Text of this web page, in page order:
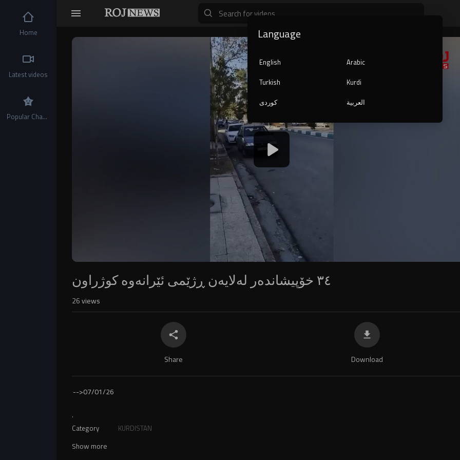
Video
٣٤ خۆپیشاندەر لەلایەن ڕژێمی ئێرانەوە كوژراون
26views
Share Download
-->07/01/26
.
Category KURDISTAN
Show more
Home
Latest videos
Popular Channels
Language
English
Arabic
Turkish
Kurdi
کوردی
العربية